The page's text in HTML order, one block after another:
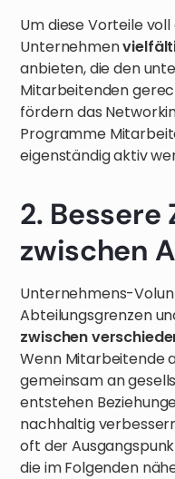
Um diese Vorteile
Unternehmen
anbieten, die den
Mitarbeitenden
fördern das
Programme
eigenständig aktiv
2.
zwischen
Unternehmens-
Abteilungsgrenzen
zwischen
Wenn Mitarbeitende
gemeinsam an
entstehen
nachhaltig
oft der
die im Folgenden